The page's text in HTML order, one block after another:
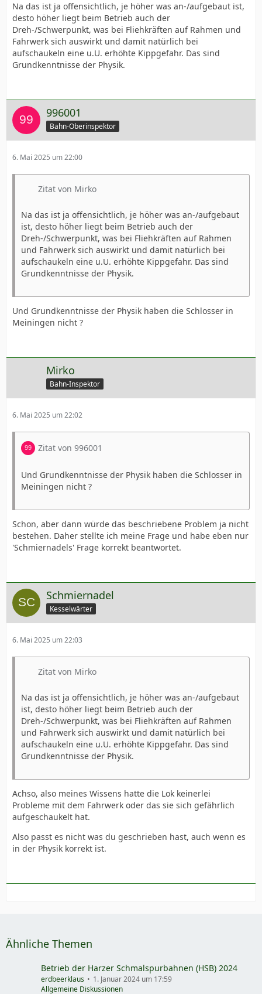
Na das ist ja offensichtlich, je höher was an-/aufgebaut ist,
desto höher liegt beim Betrieb auch der
Dreh-/Schwerpunkt, was bei Fliehkräften auf Rahmen und
Fahrwerk sich auswirkt und damit natürlich bei
aufschaukeln eine u.U. erhöhte Kippgefahr. Das sind
Grundkenntnisse der Physik.
996001
Bahn-Oberinspektor
6. Mai 2025 um 22:00
Zitat von Mirko
Na das ist ja offensichtlich, je höher was an-/aufgebaut
ist, desto höher liegt beim Betrieb auch der
Dreh-/Schwerpunkt, was bei Fliehkräften auf Rahmen
und Fahrwerk sich auswirkt und damit natürlich bei
aufschaukeln eine u.U. erhöhte Kippgefahr. Das sind
Grundkenntnisse der Physik.
Und Grundkenntnisse der Physik haben die Schlosser in
Meiningen nicht ?
Mirko
Bahn-Inspektor
6. Mai 2025 um 22:02
Zitat von 996001
Und Grundkenntnisse der Physik haben die Schlosser in
Meiningen nicht ?
Schon, aber dann würde das beschriebene Problem ja nicht
bestehen. Daher stellte ich meine Frage und habe eben nur
'Schmiernadels' Frage korrekt beantwortet.
Schmiernadel
Kesselwärter
6. Mai 2025 um 22:03
Zitat von Mirko
Na das ist ja offensichtlich, je höher was an-/aufgebaut
ist, desto höher liegt beim Betrieb auch der
Dreh-/Schwerpunkt, was bei Fliehkräften auf Rahmen
und Fahrwerk sich auswirkt und damit natürlich bei
aufschaukeln eine u.U. erhöhte Kippgefahr. Das sind
Grundkenntnisse der Physik.
Achso, also meines Wissens hatte die Lok keinerlei
Probleme mit dem Fahrwerk oder das sie sich gefährlich
aufgeschaukelt hat.
Also passt es nicht was du geschrieben hast, auch wenn es
in der Physik korrekt ist.
Ähnliche Themen
Betrieb der Harzer Schmalspurbahnen (HSB) 2024
erdbeerklaus
1. Januar 2024 um 17:59
Allgemeine Diskussionen